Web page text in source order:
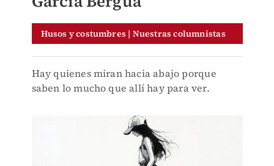
Husos y costumbres | Nuestras columnistas
Hay quienes miran hacia abajo porque
saben lo mucho que allí hay para ver.